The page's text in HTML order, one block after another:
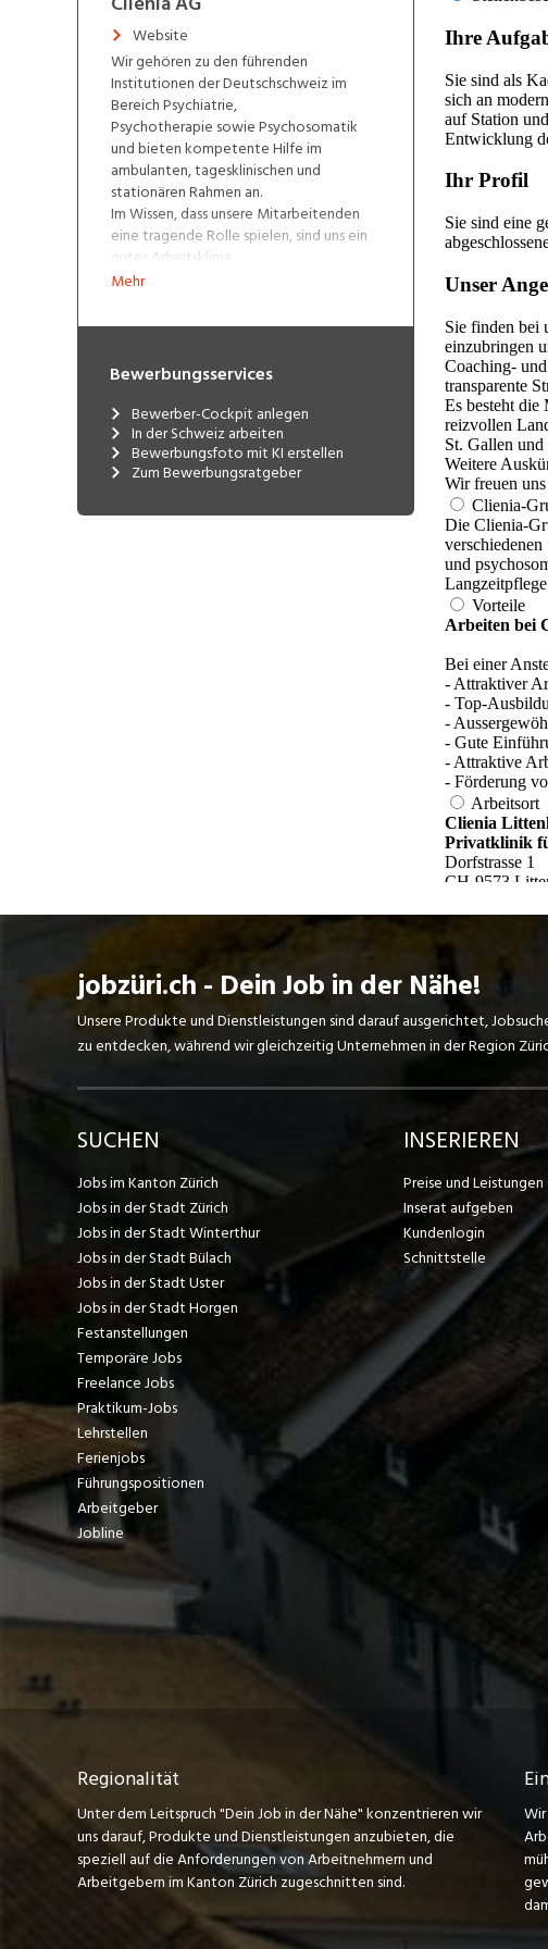
Website
Wir gehören zu den führenden
Institutionen der Deutschschweiz im
Bereich Psychiatrie,
Psychotherapie sowie Psychosomatik
und bieten kompetente Hilfe im
ambulanten, tagesklinischen und
stationären Rahmen an.
Im Wissen, dass unsere Mitarbeitenden
eine tragende Rolle spielen, sind uns ein
gutes Arbeitsklima,
Entwicklungsmöglichkeiten,
Arbeitsmodelle sowie attraktive Aus-
wichtig. Wir sind Ausbildungsklinik für
Assistenzärzte (A1-Kliniken), dipl.
Pflegefachpersonen HF, Fachangestellte
Gesundheit (FAGE), Lehrlinge und
Praktikanten diverser Berufe und weisen
eine enge universitäre Anbindug auf.
Mehr
Bewerbungsservices
Bewerber-Cockpit anlegen
In der Schweiz arbeiten
Bewerbungsfoto mit KI erstellen
Zum Bewerbungsratgeber
jobzüri.ch - Dein Job in der Nähe!
Unsere Produkte und Dienstleistungen sind darauf ausgerichtet,
zu entdecken, während wir gleichzeitig Unternehmen in der Region
SUCHEN
Jobs im Kanton Zürich
Jobs in der Stadt Zürich
Jobs in der Stadt Winterthur
Jobs in der Stadt Bülach
Jobs in der Stadt Uster
Jobs in der Stadt Horgen
Festanstellungen
Temporäre Jobs
Freelance Jobs
Praktikum-Jobs
Lehrstellen
Ferienjobs
Führungspositionen
Arbeitgeber
Jobline
INSERIEREN
Preise und Leistungen
Inserat aufgeben
Kundenlogin
Schnittstelle
Regionalität
Unter dem Leitspruch "Dein Job in der Nähe" konzentrieren wir
uns darauf, Produkte und Dienstleistungen anzubieten, die
speziell auf die Anforderungen von Arbeitnehmern und
Arbeitgebern im Kanton Zürich zugeschnitten sind.